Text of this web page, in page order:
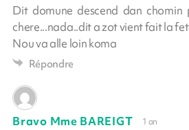
Dit domune descend dan
chere...nada..dit a zot vient fait la
Nou va alle loin koma
Répondre
Bravo Mme BAREIGT 1 an